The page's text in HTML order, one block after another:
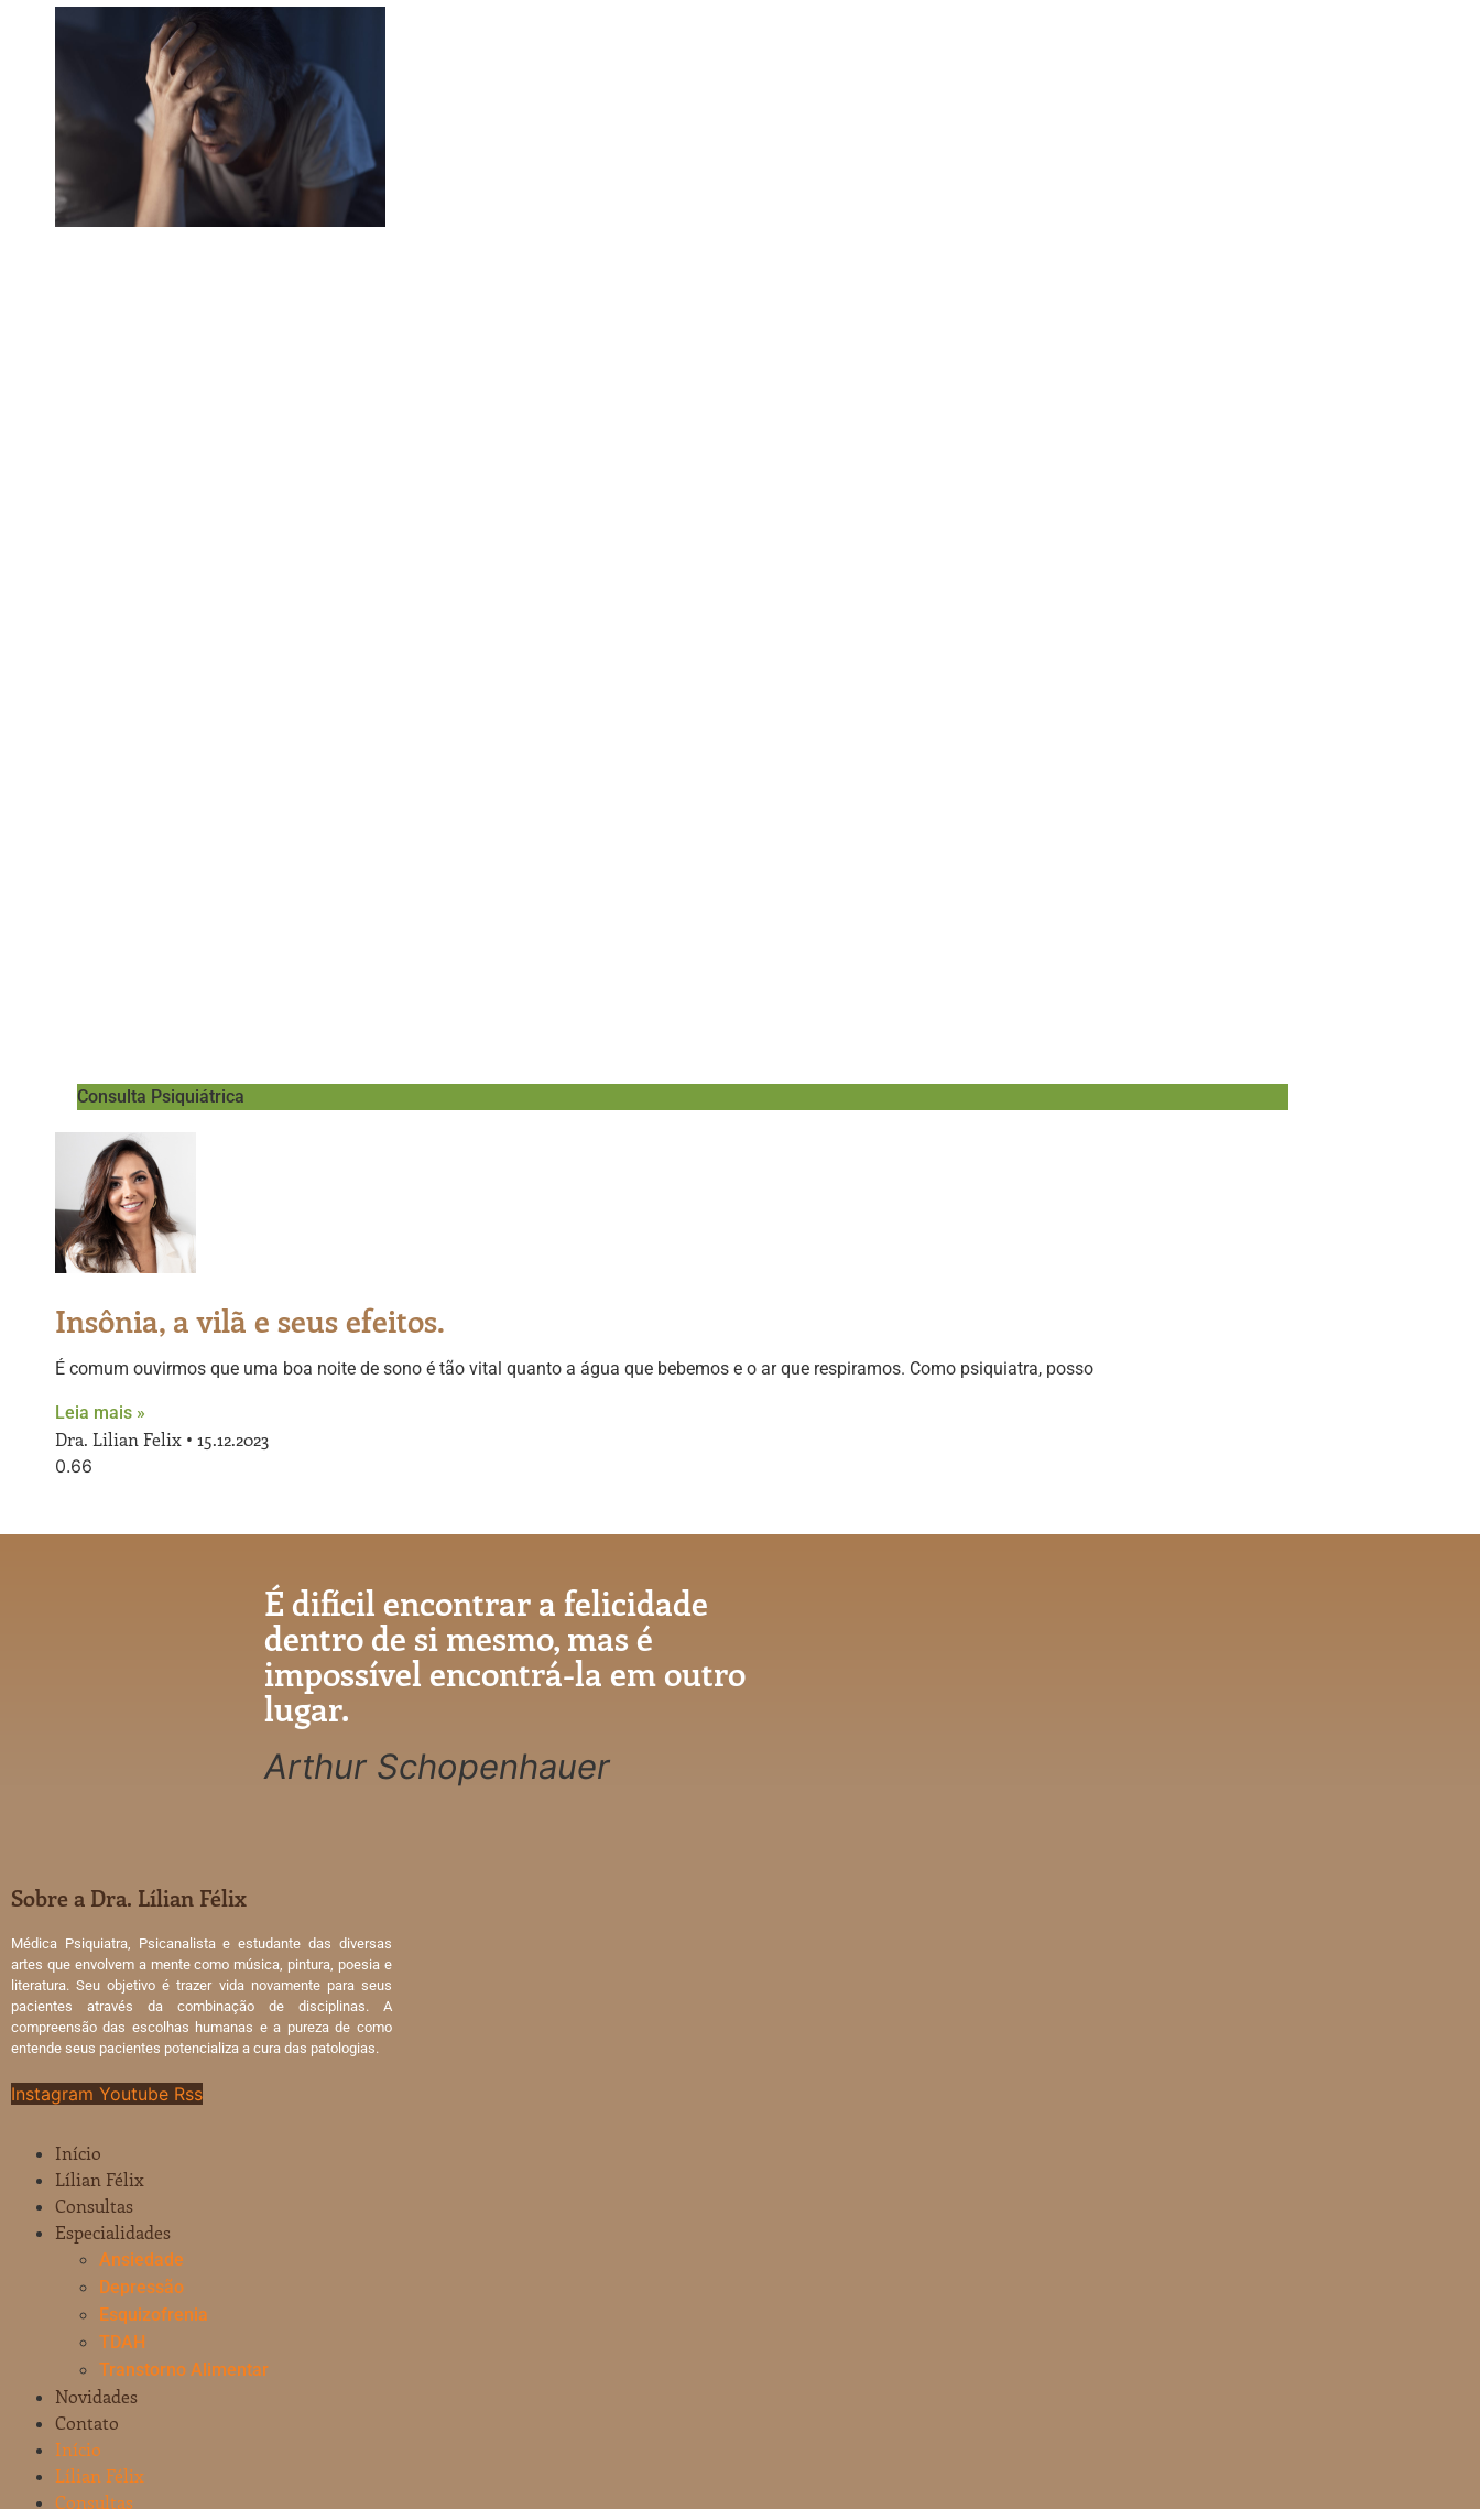
Consulta Psiquiátrica
Insônia, a vilã e seus efeitos.
É comum ouvirmos que uma boa noite de sono é tão vital quanto a água que bebemos e o ar que respiramos. Como psiquiatra, posso
Leia mais »
Dra. Lilian Felix 15.12.2023
É difícil encontrar a felicidade
dentro de si mesmo, mas é
impossível encontrá-la em outro
lugar.
Arthur Schopenhauer
Sobre a Dra. Lílian Félix
Médica Psiquiatra, Psicanalista e estudante das diversas
artes que envolvem a mente como música, pintura, poesia e
literatura. Seu objetivo é trazer vida novamente para seus
pacientes através da combinação de disciplinas. A
compreensão das escolhas humanas e a pureza de como
entende seus pacientes potencializa a cura das patologias.
Instagram Youtube Rss
Início
Lílian Félix
Consultas
Especialidades
Ansiedade
Depressão
Esquizofrenia
TDAH
Transtorno Alimentar
Novidades
Contato
Início
Lílian Félix
Consultas